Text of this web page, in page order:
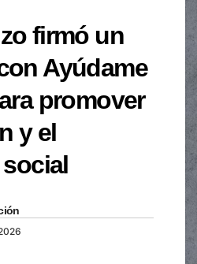
firmó un
Ayúdame
promover
y el